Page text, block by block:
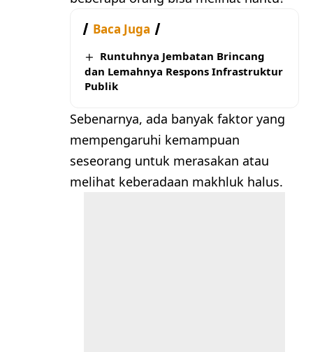
Baca Juga
Runtuhnya Jembatan Brincang
dan Lemahnya Respons Infrastruktur
Publik
Sebenarnya, ada banyak faktor yang
mempengaruhi kemampuan
seseorang untuk merasakan atau
melihat keberadaan makhluk halus.